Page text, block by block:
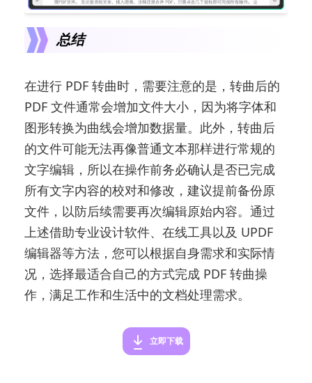
总结
在进行 PDF 转曲时，需要注意的是，转曲后的
PDF 文件通常会增加文件大小，因为将字体和
图形转换为曲线会增加数据量。此外，转曲后
的文件可能无法再像普通文本那样进行常规的
文字编辑，所以在操作前务必确认是否已完成
所有文字内容的校对和修改，建议提前备份原
文件，以防后续需要再次编辑原始内容。通过
上述借助专业设计软件、在线工具以及 UPDF
编辑器等方法，您可以根据自身需求和实际情
况，选择最适合自己的方式完成 PDF 转曲操
作，满足工作和生活中的文档处理需求。
立即下载